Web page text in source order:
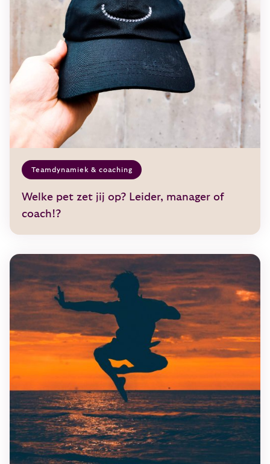
Teamdynamiek & coaching
Welke pet zet jij op? Leider, manager of
coach!?